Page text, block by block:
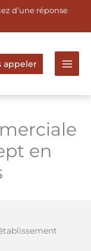
d’une réponse
appeler
en